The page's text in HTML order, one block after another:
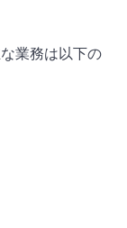
業務は以下の